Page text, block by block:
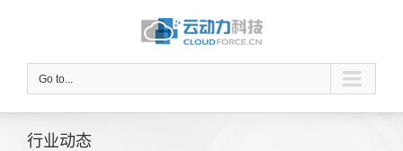
Go to...
行业动态